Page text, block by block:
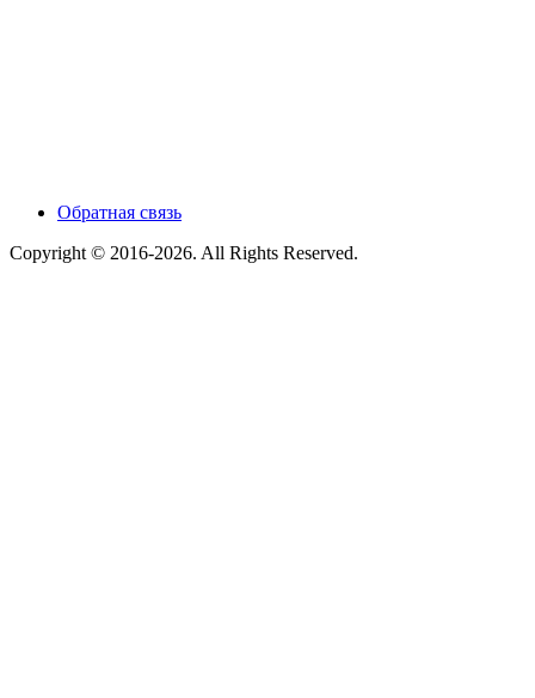
Обратная связь
Copyright © 2016-2026. All Rights Reserved.